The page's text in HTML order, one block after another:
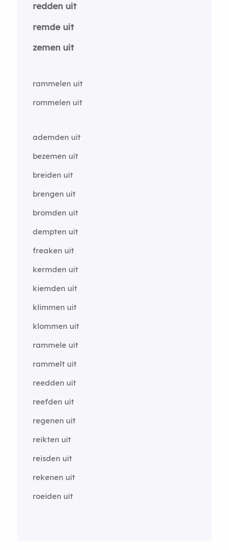
redden uit
remde uit
zemen uit
rammelen uit
rommelen uit
ademden uit
bezemen uit
breiden uit
brengen uit
bromden uit
dempten uit
freaken uit
kermden uit
kiemden uit
klimmen uit
klommen uit
rammele uit
rammelt uit
reedden uit
reefden uit
regenen uit
reikten uit
reisden uit
rekenen uit
roeiden uit